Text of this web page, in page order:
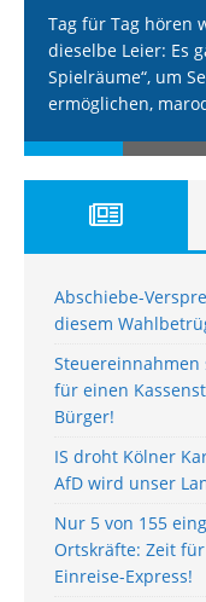
Tag für Tag hören
dieselbe Leier: Es
Spielräume“, um
ermöglichen,
Abschiebe-
diesem
Steuereinnahmen
für einen
Bürger!
IS droht Kölner
AfD wird unser
Nur 5 von 155
Ortskräfte: Zeit
Einreise-Express!